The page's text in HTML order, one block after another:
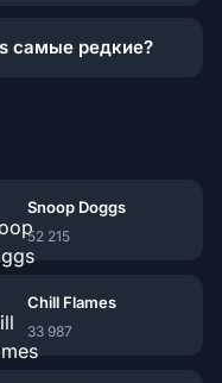
самые редкие?
Snoop Doggs
52 215
Chill Flames
33 987